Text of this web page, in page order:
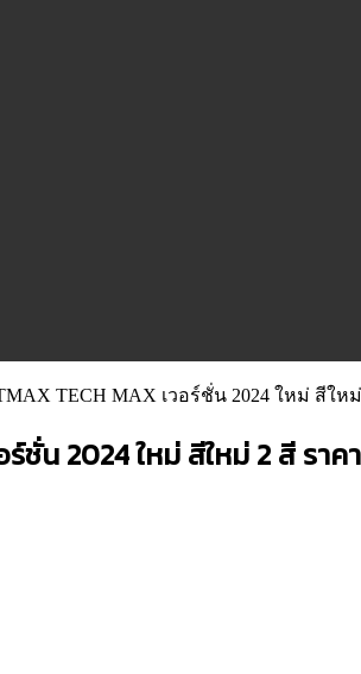
TMAX TECH MAX เวอร์ชั่น 2024 ใหม่ สีใ
ร์ชั่น 2024 ใหม่ สีใหม่ 2 สี รา